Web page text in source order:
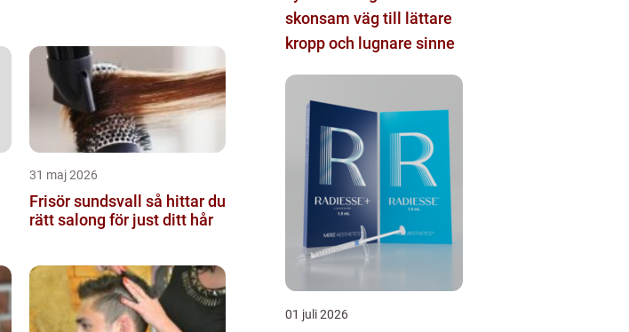
31 maj 2026
Frisör sundsvall så hittar du
rätt salong för just ditt hår
skonsam väg till lättare
kropp och lugnare sinne
01 juli 2026